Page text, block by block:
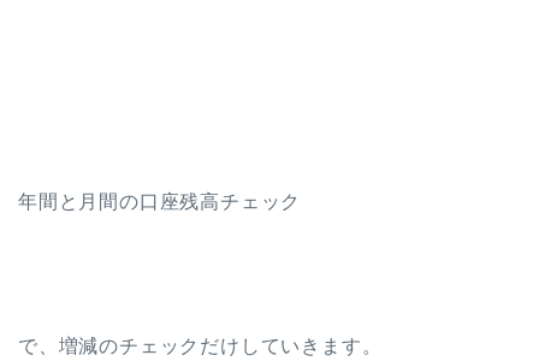
年間と月間の口座残高チェック
で、増減のチェックだけしていきます。